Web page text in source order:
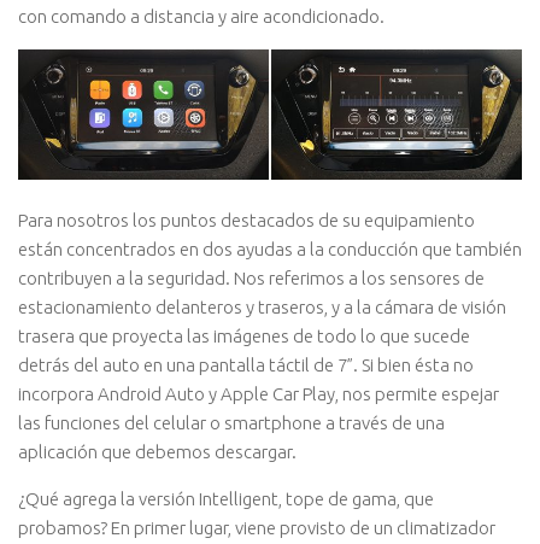
con comando a distancia y aire acondicionado.
Para nosotros los puntos destacados de su equipamiento
están concentrados en dos ayudas a la conducción que también
contribuyen a la seguridad. Nos referimos a los sensores de
estacionamiento delanteros y traseros, y a la cámara de visión
trasera que proyecta las imágenes de todo lo que sucede
detrás del auto en una pantalla táctil de 7”. Si bien ésta no
incorpora Android Auto y Apple Car Play, nos permite espejar
las funciones del celular o smartphone a través de una
aplicación que debemos descargar.
¿Qué agrega la versión Intelligent, tope de gama, que
probamos? En primer lugar, viene provisto de un climatizador